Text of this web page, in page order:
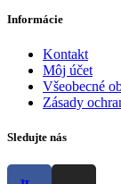
Informácie
Kontakt
Môj účet
Všeobecné
Zásady
Sledujte nás